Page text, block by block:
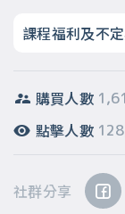
課程福利及不
購買人數
點擊人數
社群分享